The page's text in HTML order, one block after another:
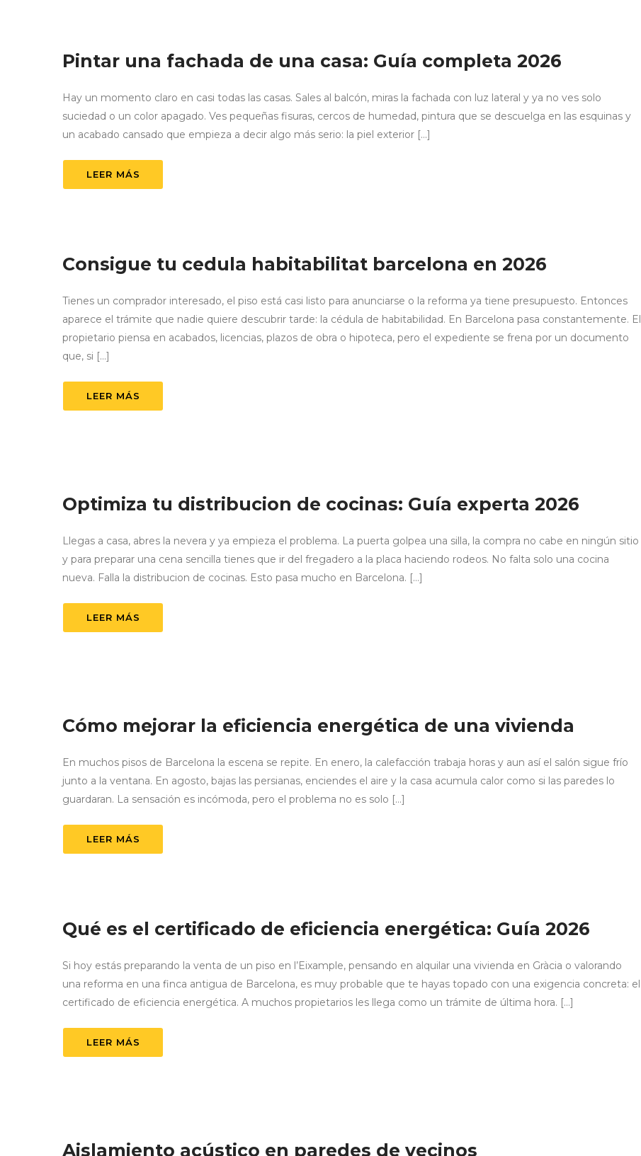
Pintar una fachada de una casa: Guía completa 2026
Hay un momento claro en casi todas las casas. Sales al balcón, miras la fachada con luz lateral y ya no ves solo
suciedad o un color apagado. Ves pequeñas fisuras, cercos de humedad, pintura que se descuelga en las esquinas y
un acabado cansado que empieza a decir algo más serio: la piel exterior […]
LEER MÁS
Consigue tu cedula habitabilitat barcelona en 2026
Tienes un comprador interesado, el piso está casi listo para anunciarse o la reforma ya tiene presupuesto. Entonces
aparece el trámite que nadie quiere descubrir tarde: la cédula de habitabilidad. En Barcelona pasa constantemente. El
propietario piensa en acabados, licencias, plazos de obra o hipoteca, pero el expediente se frena por un documento
que, si […]
LEER MÁS
Optimiza tu distribucion de cocinas: Guía experta 2026
Llegas a casa, abres la nevera y ya empieza el problema. La puerta golpea una silla, la compra no cabe en ningún sitio
y para preparar una cena sencilla tienes que ir del fregadero a la placa haciendo rodeos. No falta solo una cocina
nueva. Falla la distribucion de cocinas. Esto pasa mucho en Barcelona. […]
LEER MÁS
Cómo mejorar la eficiencia energética de una vivienda
En muchos pisos de Barcelona la escena se repite. En enero, la calefacción trabaja horas y aun así el salón sigue frío
junto a la ventana. En agosto, bajas las persianas, enciendes el aire y la casa acumula calor como si las paredes lo
guardaran. La sensación es incómoda, pero el problema no es solo […]
LEER MÁS
Qué es el certificado de eficiencia energética: Guía 2026
Si hoy estás preparando la venta de un piso en l’Eixample, pensando en alquilar una vivienda en Gràcia o valorando
una reforma en una finca antigua de Barcelona, es muy probable que te hayas topado con una exigencia concreta: el
certificado de eficiencia energética. A muchos propietarios les llega como un trámite de última hora. […]
LEER MÁS
Aislamiento acústico en paredes de vecinos